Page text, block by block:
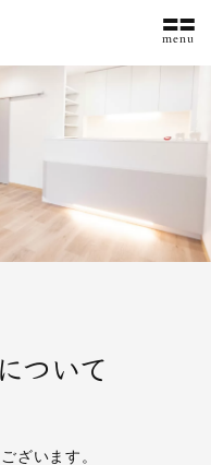
menu
ついて
ざいます。